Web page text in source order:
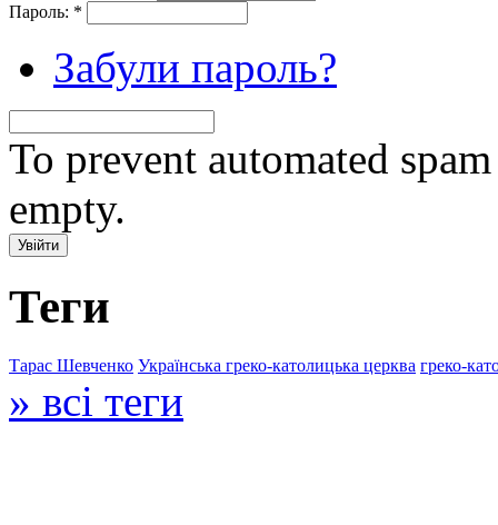
Пароль: *
Забули пароль?
To prevent automated
empty.
Теги
Тарас Шевченко Українська греко-католицька церква греко-
» всі теги